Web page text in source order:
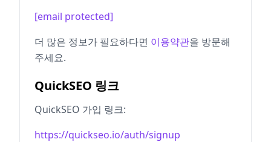
[email protected]
더 많은 정보가 필요하다면 이용약관을 방문해
주세요.
QuickSEO 링크
QuickSEO 가입 링크:
https://quickseo.io/auth/signup